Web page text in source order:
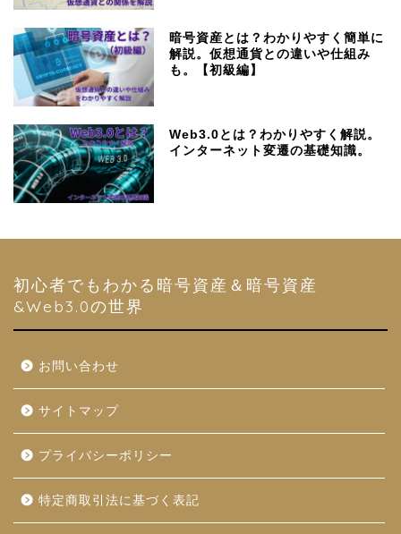
暗号資産とは？わかりやすく簡単に
解説。仮想通貨との違いや仕組み
も。【初級編】
Web3.0とは？わかりやすく解説。
インターネット変遷の基礎知識。
初心者でもわかる暗号資産＆暗号資産
&Web3.0の世界
お問い合わせ
サイトマップ
プライバシーポリシー
特定商取引法に基づく表記